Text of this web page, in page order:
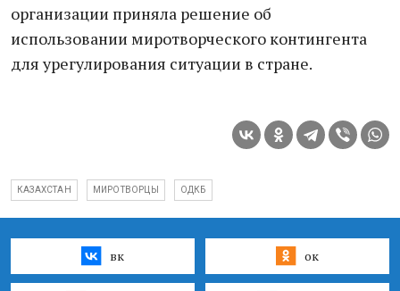
организации приняла решение об
использовании миротворческого контингента
для урегулирования ситуации в стране.
КАЗАХСТАН МИРОТВОРЦЫ ОДКБ
вк ок